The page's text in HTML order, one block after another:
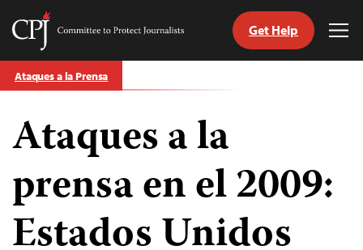
Skip
to
Committee
Protect
Journalists
Get Help
Ataques a la Prensa
Ataques a la
prensa en el 2009:
Estados Unidos